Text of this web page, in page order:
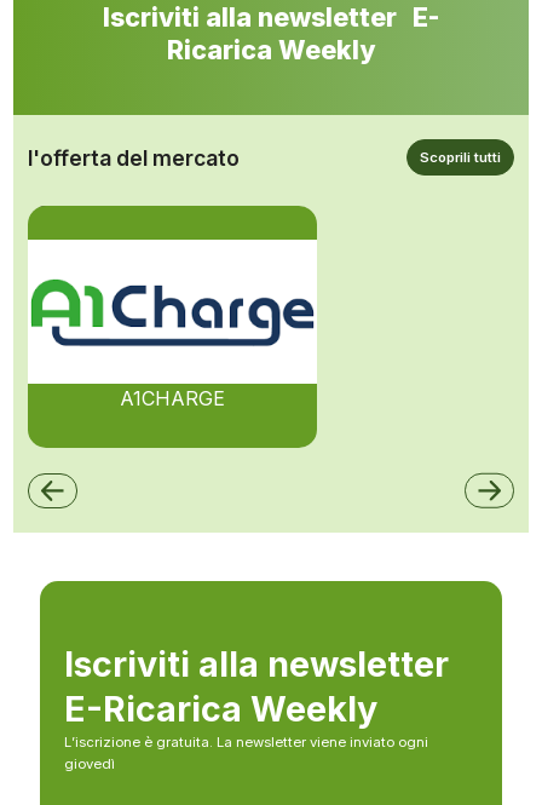
Iscriviti alla newsletter E-
Ricarica Weekly
l'offerta del mercato Scoprili tutti
A1CHARGE
Iscriviti alla newsletter
E-Ricarica Weekly
L’iscrizione è gratuita. La newsletter viene inviato ogni
giovedì